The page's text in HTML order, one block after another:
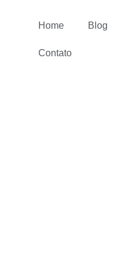
Home Blog
Contato